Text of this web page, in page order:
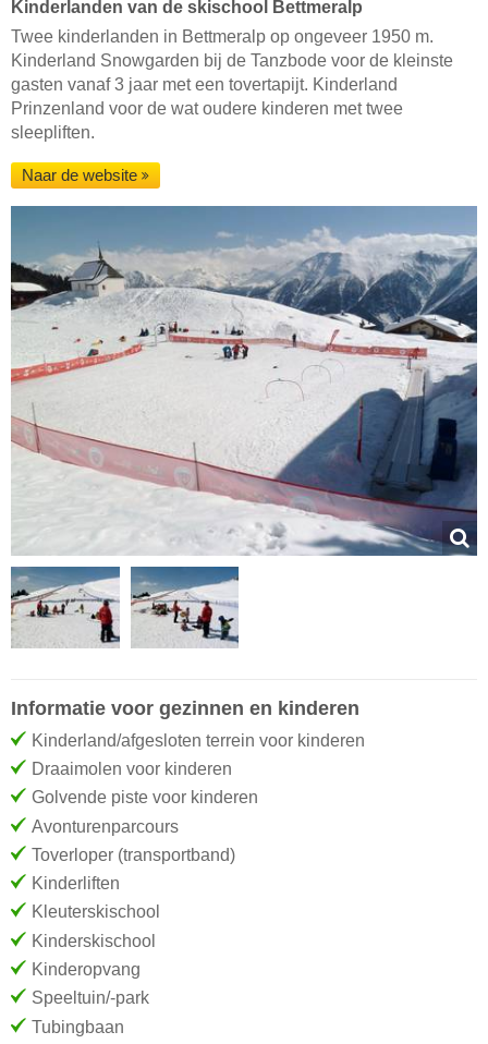
Kinderlanden van de skischool Bettmeralp
Twee kinderlanden in Bettmeralp op ongeveer 1950 m.
Kinderland Snowgarden bij de Tanzbode voor de kleinste
gasten vanaf 3 jaar met een tovertapijt. Kinderland
Prinzenland voor de wat oudere kinderen met twee
sleepliften.
Naar de website
Informatie voor gezinnen en kinderen
Kinderland/afgesloten terrein voor kinderen
Draaimolen voor kinderen
Golvende piste voor kinderen
Avonturenparcours
Toverloper (transportband)
Kinderliften
Kleuterskischool
Kinderskischool
Kinderopvang
Speeltuin/-park
Tubingbaan